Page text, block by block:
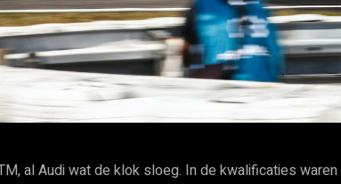
al Audi wat de klok sloeg. In de kwalificaties waren